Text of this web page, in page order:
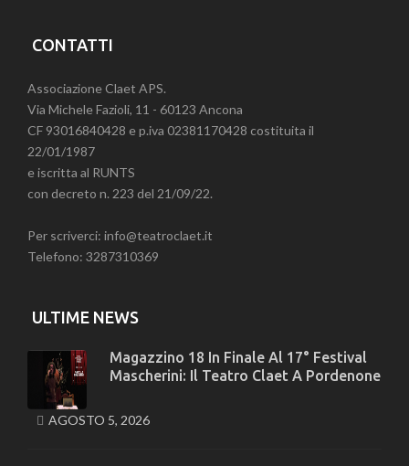
CONTATTI
Associazione Claet APS.
Via Michele Fazioli, 11 - 60123 Ancona
CF 93016840428 e p.iva 02381170428 costituita il
22/01/1987
e iscritta al RUNTS
con decreto n. 223 del 21/09/22.
Per scriverci: info@teatroclaet.it
Telefono: 3287310369
ULTIME NEWS
Magazzino 18 In Finale Al 17° Festival
Mascherini: Il Teatro Claet A Pordenone
AGOSTO 5, 2026